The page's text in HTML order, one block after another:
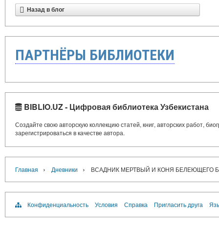
Назад в блог
ПАРТНЁРЫ БИБЛИОТЕКИ
BIBLIO.UZ - Цифровая библиотека Узбекистана
Создайте свою авторскую коллекцию статей, книг, авторских работ,
зарегистрироваться в качестве автора.
Главная › Дневники › ВСАДНИК МЕРТВЫЙ И КОНЯ БЕЛЕЮЩЕГО
Конфиденциальность Условия Справка Пригласить друга